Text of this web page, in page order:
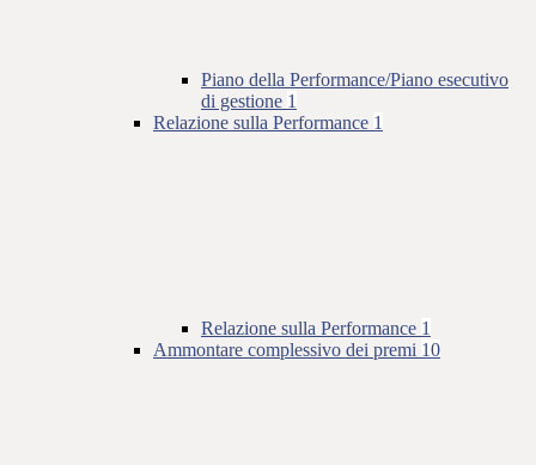
Piano della Performance/Piano esecutivo
di gestione 1
Relazione sulla Performance 1
Relazione sulla Performance 1
Ammontare complessivo dei premi 10